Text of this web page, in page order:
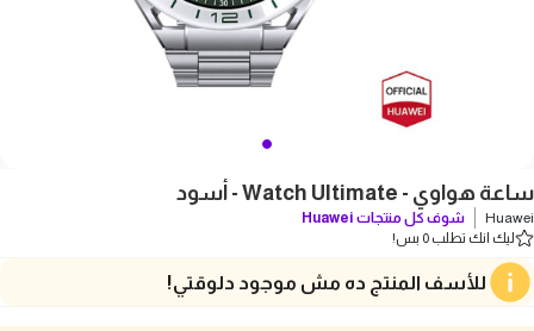
ساعة هواوي - Watch Ultimate - أسود
Huawei شوف كل منتجات Huawei
ليك انك تطلب 0 بس!
للأسف المنتج ده مش موجود دلوقتي!